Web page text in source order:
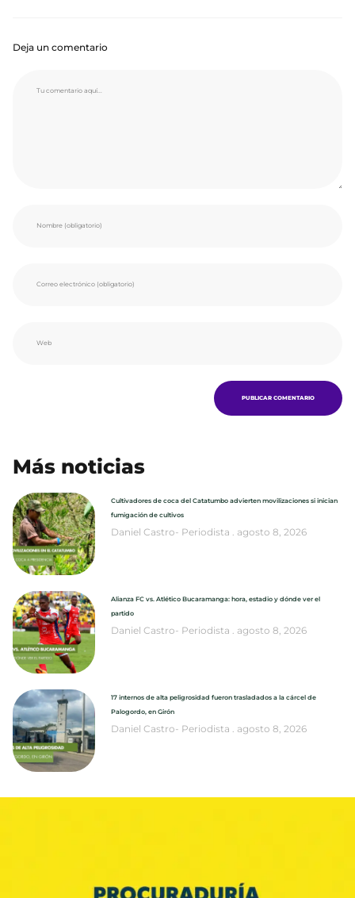
Deja un comentario
Más noticias
Cultivadores de coca del Catatumbo advierten movilizaciones si inician
fumigación de cultivos
Daniel Castro- Periodista agosto 8, 2026
Alianza FC vs. Atlético Bucaramanga: hora, estadio y dónde ver el
partido
Daniel Castro- Periodista agosto 8, 2026
17 internos de alta peligrosidad fueron trasladados a la cárcel de
Palogordo, en Girón
Daniel Castro- Periodista agosto 8, 2026